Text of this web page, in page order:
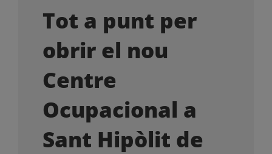
SERVEIS A LES EMPRESES
OFERTES LABORALS
LA BOTIGA
Tot a punt per
obrir el nou
Centre
Ocupacional a
Sant Hipòlit de